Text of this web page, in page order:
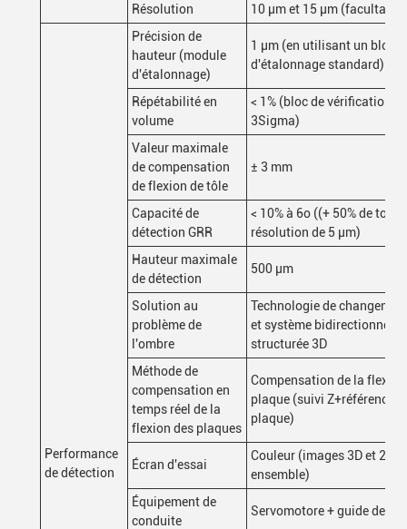
Résolution 10 μm et 15 μm (facultatif)
Performance
de détection
Précision de
hauteur (module
d'étalonnage)
1 μm (en utilisant un bloc
d'étalonnage standard)
Répétabilité en
volume
< 1% (bloc de vérification
3Sigma)
Valeur maximale
de compensation
de flexion de tôle
± 3 mm
Capacité de
détection GRR
< 10% à 6o ((+ 50% de
résolution de 5 μm)
Hauteur maximale
de détection
500 μm
Solution au
problème de
l'ombre
Technologie de
et système bidirectionnel
structurée 3D
Méthode de
compensation en
temps réel de la
flexion des plaques
Compensation de la
plaque (suivi
plaque)
Écran d'essai
Couleur (images 3D et 2D
ensemble)
Équipement de
conduite
Servomotore + guide de vis